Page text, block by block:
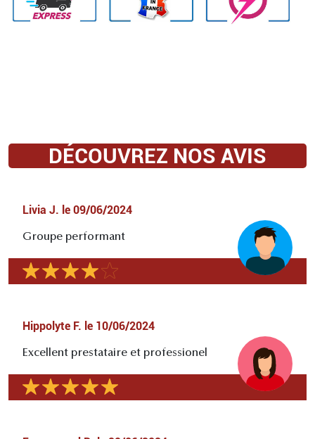
DÉCOUVREZ NOS AVIS
Livia J. le 09/06/2024
Groupe performant
Hippolyte F. le 10/06/2024
Excellent prestataire et professionel